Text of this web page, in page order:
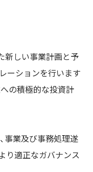
新しい事業計画と予
ーションを行います
の積極的な投資計
事業及び事務処理遂
り適正なガバナンス